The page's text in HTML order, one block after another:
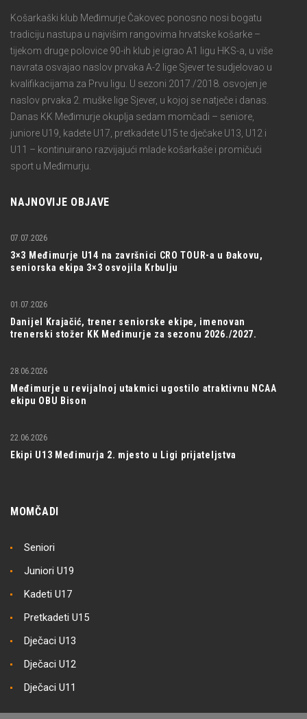
Košarkaški klub Međimurje Čakovec ponosno nosi bogatu
tradiciju nastupa u najvišim rangovima hrvatske košarke –
tijekom druge polovice 90-ih klub je igrao A1 ligu HKS-a, u više
navrata osvajao naslov prvaka A-2 lige Sjever te sudjelovao u
kvalifikacijama za Prvu ligu. U sezoni 2017./2018. osvojen je
naslov prvaka 2. muške lige Sjever, u kojoj se natječe i danas.
Danas KK Međimurje okuplja sedam momčadi – seniore,
juniore U19, kadete U17, pretkadete U15 te dječake U13, U12 i
U11 – kontinuirano razvijajući mlade košarkaše i promičući
sport u Međimurju.
NAJNOVIJE OBJAVE
3×3 Međimurje U14 na završnici CRO TOUR-a u Đakovu,
seniorska ekipa 3×3 osvojila Krbulju
07.07.2026
Danijel Krajačić, trener seniorske ekipe, imenovan
trenerski stožer KK Međimurje za sezonu 2026./2027.
01.07.2026
Međimurje u revijalnoj utakmici ugostilo atraktivnu NCAA
ekipu OBU Bison
28.06.2026
Ekipi U13 Međimurja 2. mjesto u Ligi prijateljstva
22.06.2026
MOMČADI
Seniori
Juniori U19
Kadeti U17
Pretkadeti U15
Dječaci U13
Dječaci U12
Dječaci U11